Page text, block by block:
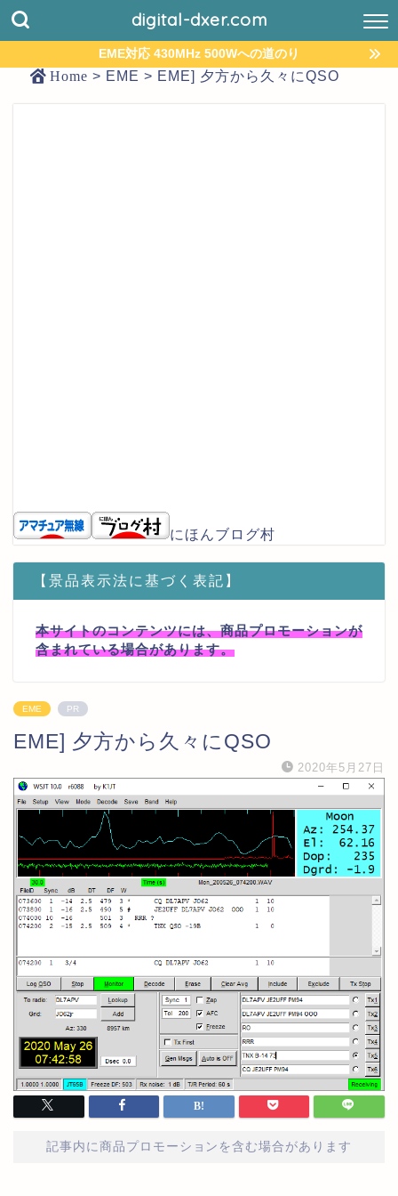
digital-dxer.com
EME対応 430MHz 500Wへの道のり
Home > EME > EME] 夕方から久々にQSO
にほんブログ村
【景品表示法に基づく表記】
本サイトのコンテンツには、商品プロモーションが
含まれている場合があります。
EME PR
EME] 夕方から久々にQSO
2020年5月27日
記事内に商品プロモーションを含む場合があります